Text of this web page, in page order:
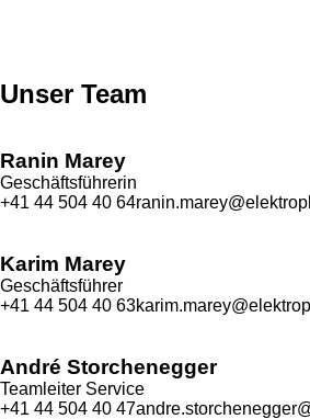
Unser Team
Ranin Marey
Geschäftsführerin
+41 44 504 40 64
Karim Marey
Geschäftsführer
+41 44 504 40 63
André Storchenegger
Teamleiter Service
+41 44 504 40 47